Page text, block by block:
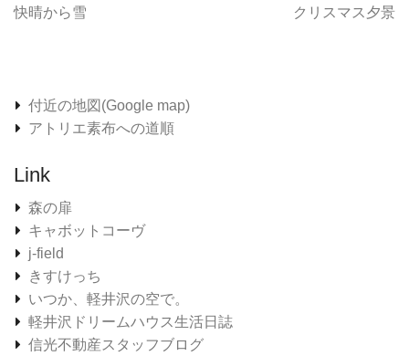
快晴から雪
クリスマス夕景
付近の地図(Google map)
アトリエ素布への道順
Link
森の扉
キャボットコーヴ
j-field
きすけっち
いつか、軽井沢の空で。
軽井沢ドリームハウス生活日誌
信光不動産スタッフブログ